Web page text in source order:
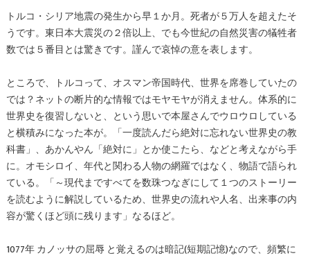
トルコ・シリア地震の発生から早１か月。死者が５万人を超えたそ
うです。東日本大震災の２倍以上、でも今世紀の自然災害の犠牲者
数では５番目とは驚きです。謹んで哀悼の意を表します。
ところで、トルコって、オスマン帝国時代、世界を席巻していたの
では？ネットの断片的な情報ではモヤモヤが消えません。体系的に
世界史を復習しないと、という思いで本屋さんでウロウロしている
と横積みになった本が。「一度読んだら絶対に忘れない世界史の教
科書」、あかんやん「絶対に」とか使こたら、などと考えながら手
に。オモシロイ、年代と関わる人物の網羅ではなく、物語で語られ
ている。「～現代まですべてを数珠つなぎにして１つのストーリー
を読むように解説しているため、世界史の流れや人名、出来事の内
容が驚くほど頭に残ります」なるほど。
1077年 カノッサの屈辱 と覚えるのは暗記(短期記憶)なので、頻繁に